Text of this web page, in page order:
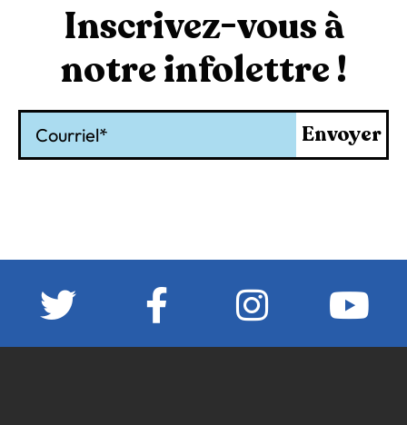
Inscrivez-vous à
notre infolettre !
Envoyer